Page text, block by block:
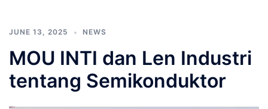
JUNE 13, 2025 NEWS
MOU INTI dan Len Industri
tentang Semikonduktor